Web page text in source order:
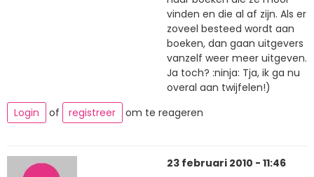
vinden en die al af zijn. Als er
zoveel besteed wordt aan
boeken, dan gaan uitgevers
vanzelf weer meer uitgeven.
Ja toch? :ninja: Tja, ik ga nu
overal aan twijfelen!)
Login
of registreer om te reageren
23 februari 2010 - 11:46